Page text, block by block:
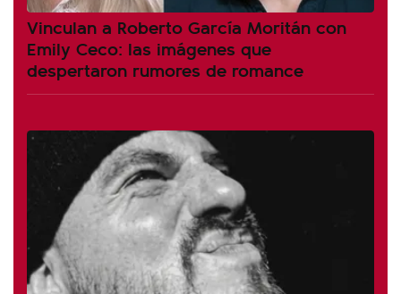
Vinculan a Roberto García Moritán con
Emily Ceco: las imágenes que
despertaron rumores de romance